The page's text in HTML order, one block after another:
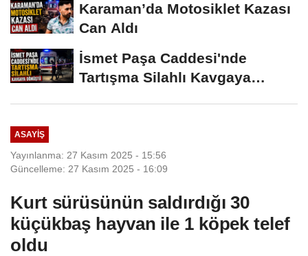
Karaman’da Motosiklet Kazası
Can Aldı
İsmet Paşa Caddesi'nde
Tartışma Silahlı Kavgaya
ASAYIŞ
Yayınlanma: 27 Kasım 2025 - 15:56
Güncelleme: 27 Kasım 2025 - 16:09
Kurt sürüsünün saldırdığı 30
küçükbaş hayvan ile 1 köpek telef
oldu